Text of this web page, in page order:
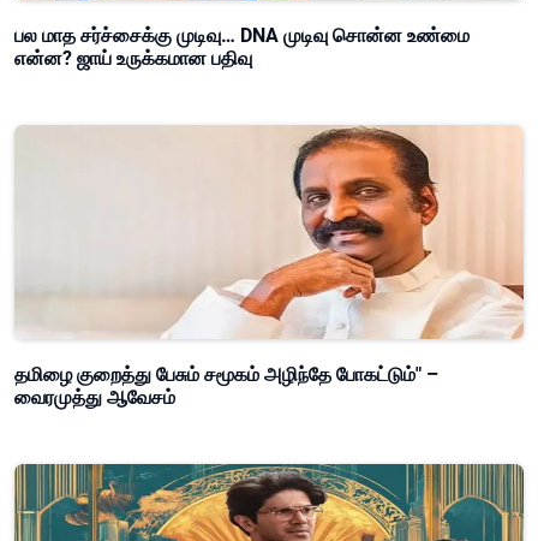
பல மாத சர்ச்சைக்கு முடிவு… DNA முடிவு சொன்ன உண்மை
என்ன? ஜாய் உருக்கமான பதிவு
தமிழை குறைத்து பேசும் சமூகம் அழிந்தே போகட்டும்" –
வைரமுத்து ஆவேசம்